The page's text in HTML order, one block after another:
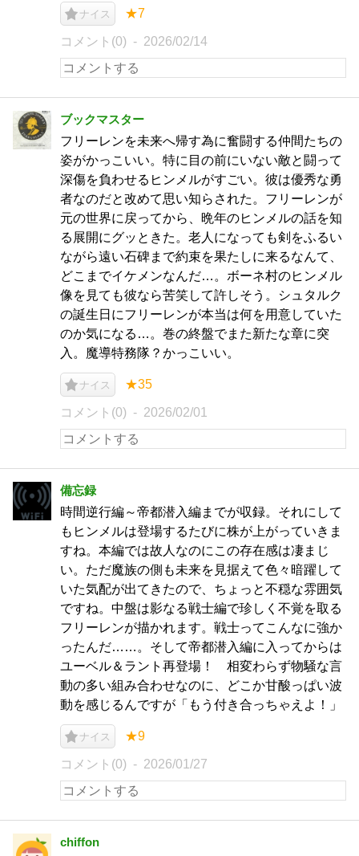
ナイス ★7
コメント(0) 2026/02/14
ブックマスター
フリーレンを未来へ帰す為に奮闘する仲間たちの
姿がかっこいい。特に目の前にいない敵と闘って
深傷を負わせるヒンメルがすごい。彼は優秀な勇
者なのだと改めて思い知らされた。フリーレンが
元の世界に戻ってから、晩年のヒンメルの話を知
る展開にグッときた。老人になっても剣をふるい
ながら遠い石碑まで約束を果たしに来るなんて、
どこまでイケメンなんだ…。ボーネ村のヒンメル
像を見ても彼なら苦笑して許しそう。シュタルク
の誕生日にフリーレンが本当は何を用意していた
のか気になる…。巻の終盤でまた新たな章に突
入。魔導特務隊？かっこいい。
ナイス ★35
コメント(0) 2026/02/01
備忘録
時間逆行編～帝都潜入編までが収録。それにして
もヒンメルは登場するたびに株が上がっていきま
すね。本編では故人なのにこの存在感は凄まじ
い。ただ魔族の側も未来を見据えて色々暗躍して
いた気配が出てきたので、ちょっと不穏な雰囲気
ですね。中盤は影なる戦士編で珍しく不覚を取る
フリーレンが描かれます。戦士ってこんなに強か
ったんだ……。そして帝都潜入編に入ってからは
ユーベル＆ラント再登場！ 相変わらず物騒な言
動の多い組み合わせなのに、どこか甘酸っぱい波
動を感じるんですが「もう付き合っちゃえよ！」
ナイス ★9
コメント(0) 2026/01/27
chiffon